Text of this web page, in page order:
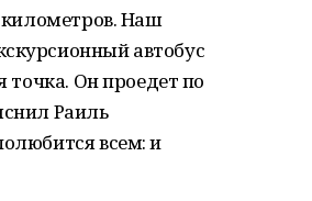
километров. Наш
автобус
точка. Он проедет по
Раиль
всем: и